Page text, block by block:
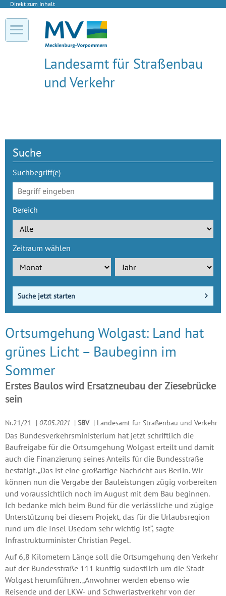
Direkt zum Inhalt
Landesamt für Straßenbau
und Verkehr
Suche
Suchbegriff(e)
Bereich
Zeitraum wählen
Suche jetzt starten
Ortsumgehung Wolgast: Land hat
grünes Licht – Baubeginn im
Sommer
Erstes Baulos wird Ersatzneubau der Ziesebrücke
sein
Nr.21/21 | 07.05.2021 | SBV | Landesamt für Straßenbau und Verkehr
Das Bundesverkehrsministerium hat jetzt schriftlich die
Baufreigabe für die Ortsumgehung Wolgast erteilt und damit
auch die Finanzierung seines Anteils für die Bundesstraße
bestätigt. „Das ist eine großartige Nachricht aus Berlin. Wir
können nun die Vergabe der Bauleistungen zügig vorbereiten
und voraussichtlich noch im August mit dem Bau beginnen.
Ich bedanke mich beim Bund für die verlässliche und zügige
Unterstützung bei diesem Projekt, das für die Urlaubsregion
rund um die Insel Usedom sehr wichtig ist“, sagte
Infrastrukturminister Christian Pegel.
Auf 6,8 Kilometern Länge soll die Ortsumgehung den Verkehr
auf der Bundesstraße 111 künftig südöstlich um die Stadt
Wolgast herumführen. „Anwohner werden ebenso wie
Reisende und der LKW- und Schwerlastverkehr von der